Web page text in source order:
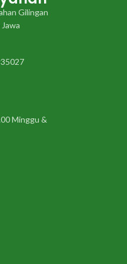
Gilingan
Minggu &